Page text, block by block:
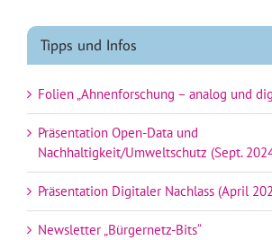
Tipps und Infos
Folien „Ahnenforschung – analog und
Präsentation Open-Data und
Nachhaltigkeit/Umweltschutz (Sept.
Präsentation Digitaler Nachlass (April
Newsletter „Bürgernetz-Bits“